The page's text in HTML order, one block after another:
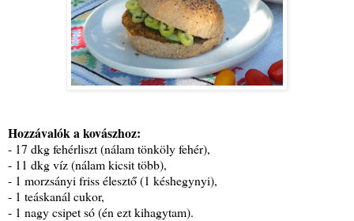
Hozzávalók a kovászhoz:
- 17 dkg fehérliszt (nálam tönköly fehér),
- 11 dkg víz (nálam kicsit több),
- 1 morzsányi friss élesztő (1 késhegynyi),
- 1 teáskanál cukor,
- 1 nagy csipet só (én ezt kihagytam).